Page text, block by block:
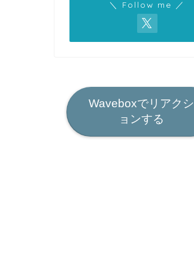
＼ Follow me ／
Waveboxでリアクシ
ョンする